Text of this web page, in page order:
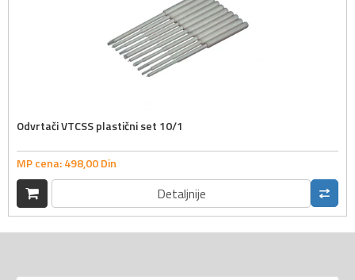
Odvrtači VTCSS plastični set 10/1
MP cena:498,00Din
Detaljnije